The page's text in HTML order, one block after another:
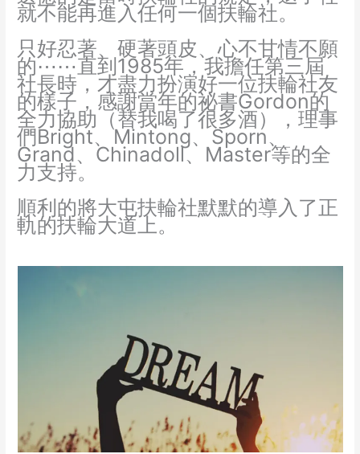
就不能再進入任何一個扶輪社。
只好忍著、硬著頭皮、心不甘情不願
的⋯⋯直到1985年，我擔任第三屆
社長時，才盡力扮演好一位扶輪社友
的樣子，感謝當年的祕書Gordon的
全力協助（替我喝了很多酒），理事
們Bright、Mintong、Sporn、
Grand、Chinadoll、Master等的全
力支持。
順利的將大屯扶輪社默默的導入了正
軌的扶輪大道上。